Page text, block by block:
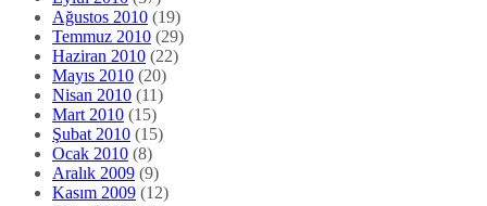
Aralık 2009(9)
Kasım 2009(12)
Ekim 2009(13)
Eylül 2009(10)
Ağustos 2009(11)
Temmuz 2009(16)
Haziran 2009 (10)
Mayıs 2009(6)
Nisan 2009(15)
Mart 2009(10)